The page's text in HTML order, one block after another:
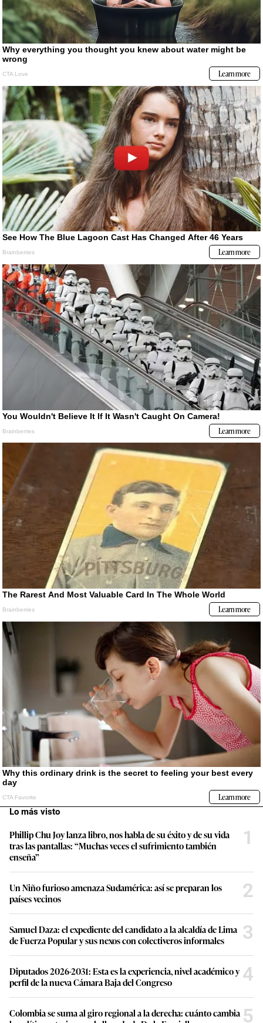
Lo más visto
Phillip Chu Joy lanza libro, nos habla de su éxito y de su vida
tras las pantallas: “Muchas veces el sufrimiento también
enseña”
1
Un Niño furioso amenaza Sudamérica: así se preparan los
países vecinos
2
Samuel Daza: el expediente del candidato a la alcaldía de Lima
de Fuerza Popular y sus nexos con colectiveros informales
3
Diputados 2026-2031: Esta es la experiencia, nivel académico y
perfil de la nueva Cámara Baja del Congreso
4
Colombia se suma al giro regional a la derecha: cuánto cambia 5